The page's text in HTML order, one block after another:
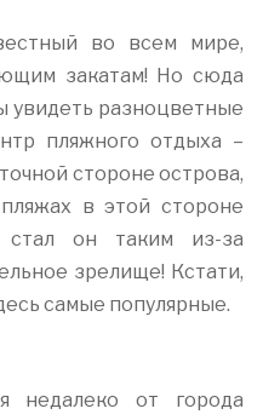
во всем мире,
закатам! Но сюда
увидеть разноцветные
пляжного отдыха –
стороне острова,
в этой стороне
стал он таким из-за
зрелище! Кстати,
самые популярные.
недалеко от города